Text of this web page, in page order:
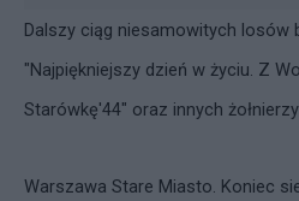
Dalszy ciąg niesamowitych losów
"Najpiękniejszy dzień w życiu. Z
Starówkę'44" oraz innych
Warszawa Stare Miasto. Koniec